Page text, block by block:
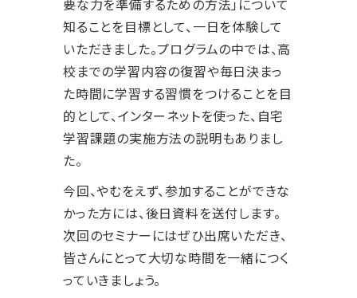
要な力を準備するための方法」について
知ることを目標として、一日を体験して
いただきました。プログラムの中では、高
校までの学習内容の復習や毎日決まっ
た時間に学習する習慣をつけることを目
的として、インターネットを使った、自宅
学習課題の実施方法の説明もありまし
た。
今回、やむをえず、参加することができな
かった方には、後日資料を送付します。
次回のセミナーにはぜひ出席いただき、
皆さんにとって大切な時間を一緒につく
っていきましょう。